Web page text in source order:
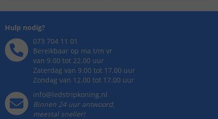
Hulp nodig?
073 704 11 01
Bereikbaar op ma t/m vr
van 9.00 tot 22.00 uur
Zaterdag van 9.00 tot 17.00 uur
Zondag van 12.00 tot 17.00 uur
info@ledstripkoning.nl
Binnen 24 uur antwoord,
meestal sneller!